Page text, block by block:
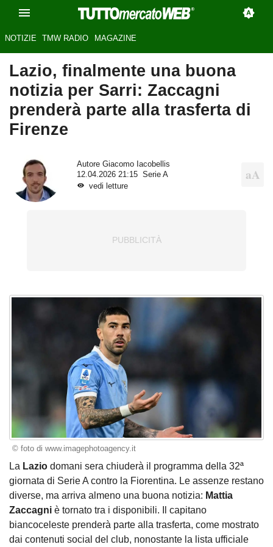
NOTIZIE TMW RADIO MAGAZINE
Lazio, finalmente una buona
notizia per Sarri: Zaccagni
prenderà parte alla trasferta di
Firenze
Autore Giacomo Iacobellis
12.04.2026 21:15
Serie A
vedi letture
© foto di www.imagephotoagency.it
La Lazio domani sera chiuderà il programma della 32ª
giornata di Serie A contro la Fiorentina. Le assenze restano
diverse, ma arriva almeno una buona notizia: Mattia
Zaccagni è tornato tra i disponibili. Il capitano
biancoceleste prenderà parte alla trasferta, come mostrato
dai contenuti social del club, nonostante la lista ufficiale